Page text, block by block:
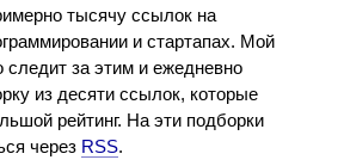
тысячу ссылок на
и стартапах. Мой
следит за этим и ежедневно
из десяти ссылок, которые
рейтинг. На эти подборки
через RSS.